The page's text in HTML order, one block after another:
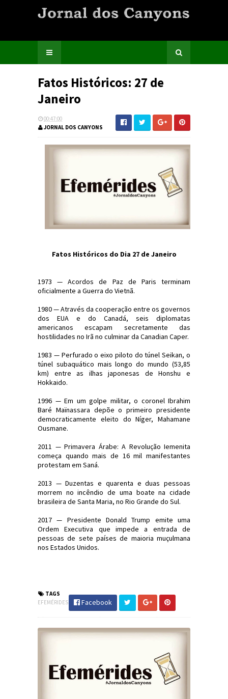
Fatos Históricos: 27 de
Janeiro
00:47:00
JORNAL DOS CANYONS
Fatos Históricos do Dia 27 de Janeiro
1973 — Acordos de Paz de Paris terminam
oficialmente a Guerra do Vietnã.
1980 — Através da cooperação entre os governos
dos EUA e do Canadá, seis diplomatas
americanos escapam secretamente das
hostilidades no Irã no culminar da Canadian Caper.
1983 — Perfurado o eixo piloto do túnel Seikan, o
túnel subaquático mais longo do mundo (53,85
km) entre as ilhas japonesas de Honshu e
Hokkaido.
1996 — Em um golpe militar, o coronel Ibrahim
Baré Maïnassara depõe o primeiro presidente
democraticamente eleito do Níger, Mahamane
Ousmane.
2011 — Primavera Árabe: A Revolução Iemenita
começa quando mais de 16 mil manifestantes
protestam em Saná.
2013 — Duzentas e quarenta e duas pessoas
morrem no incêndio de uma boate na cidade
brasileira de Santa Maria, no Rio Grande do Sul.
2017 — Presidente Donald Trump emite uma
Ordem Executiva que impede a entrada de
pessoas de sete países de maioria muçulmana
nos Estados Unidos.
TAGS
EFEMÉRIDES
Facebook